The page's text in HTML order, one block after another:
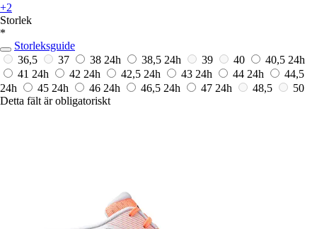
+2
Storlek
*
Storleksguide
36,5
37 38 24h 38,5 24h 39 40 40,5 24h
41 24h 42 24h 42,5 24h 43 24h 44 24h
44,5
24h
45 24h 46 24h 46,5 24h 47 24h 48,5
50
Detta fält är obligatoriskt